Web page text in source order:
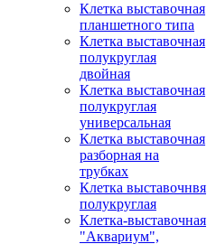
Клетка выставочная
планшетного типа
Клетка выставочная
полукруглая
двойная
Клетка выставочная
полукруглая
универсальная
Клетка выставочная
разборная на
трубках
Клетка выставочнвя
полукруглая
Клетка-выставочная
"Аквариум",